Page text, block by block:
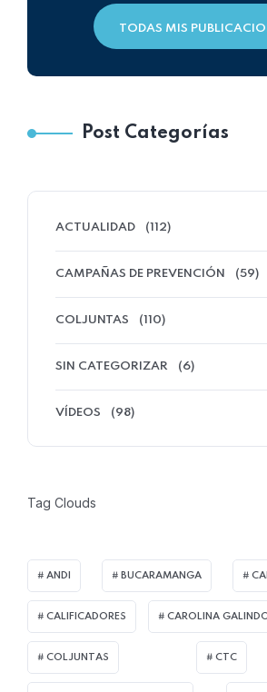
TODAS MIS
Post Categorías
ACTUALIDAD (112)
CAMPAÑAS DE PREVENCIÓN (59)
COLJUNTAS (110)
SIN CATEGORIZAR (6)
VÍDEOS (98)
Tag Clouds
ANDI BUCARAMANGA
CALIFICADORES CAROLINA
COLJUNTAS CTC